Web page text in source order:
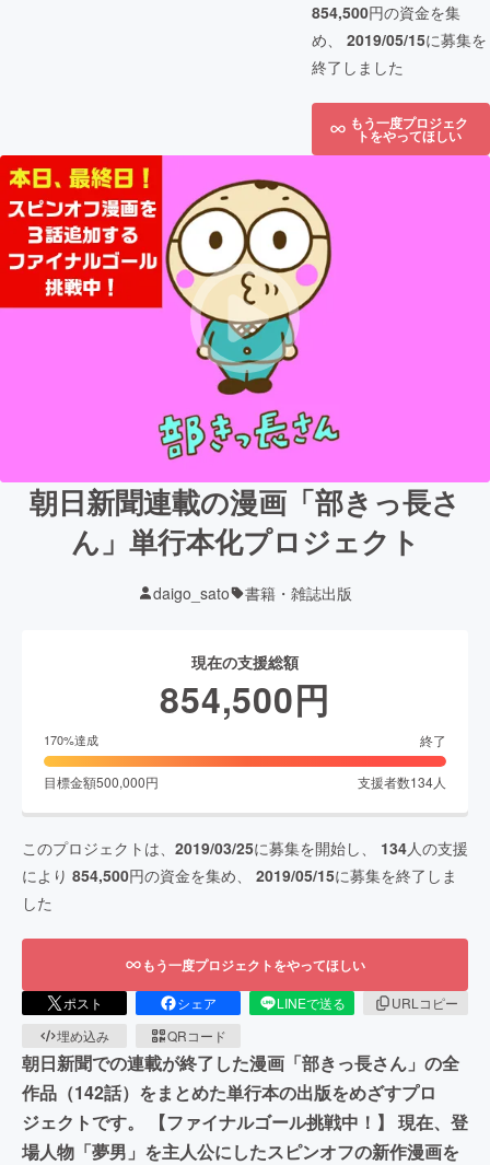
854,500円の資金を集
め、 2019/05/15に募集を
終了しました
もう一度プロジェク
トをやってほしい
朝日新聞連載の漫画「部きっ長さ
ん」単行本化プロジェクト
daigo_sato 書籍・雑誌出版
現在の支援総額
854,500円
170%達成 終了
目標金額500,000円 支援者数134人
このプロジェクトは、 2019/03/25に募集を開始し、 134人の支援
により 854,500円の資金を集め、 2019/05/15に募集を終了しま
した
もう一度プロジェクトをやってほしい
ポスト シェア LINEで送る
URLコピー
埋め込み
QRコード
朝日新聞での連載が終了した漫画「部きっ長さん」の全
作品（142話）をまとめた単行本の出版をめざすプロ
ジェクトです。 【ファイナルゴール挑戦中！】 現在、登
場人物「夢男」を主人公にしたスピンオフの新作漫画を